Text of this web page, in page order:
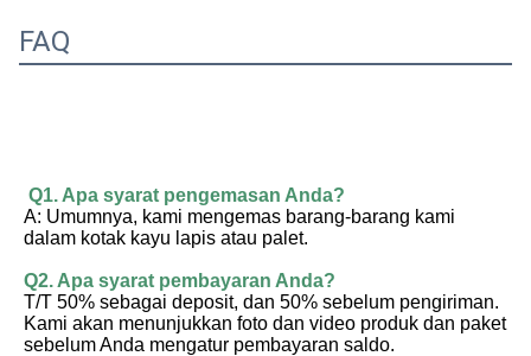
FAQ
Q1. Apa syarat pengemasan Anda?
A: Umumnya, kami mengemas barang-barang kami
dalam kotak kayu lapis atau palet.
Q2. Apa syarat pembayaran Anda?
T/T 50% sebagai deposit, dan 50% sebelum pengiriman.
Kami akan menunjukkan foto dan video produk dan paket
sebelum Anda mengatur pembayaran saldo.